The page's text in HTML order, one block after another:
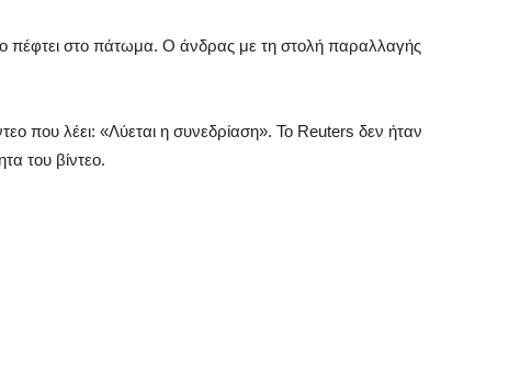
πέφτει στο πάτωμα. Ο άνδρας με τη στολή παραλλαγής
που λέει: «Λύεται η συνεδρίαση». Το Reuters δεν ήταν
του βίντεο.